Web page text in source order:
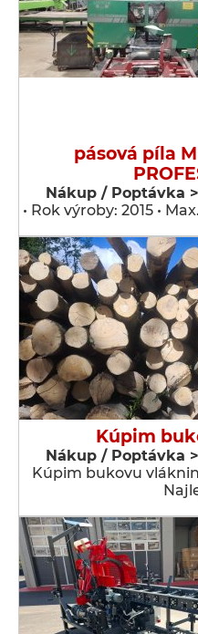
pásová píla
Nákup / Poptávka
• Rok výroby: 2015 •
Kúpim
Nákup / Poptávka
Kúpim bukovu